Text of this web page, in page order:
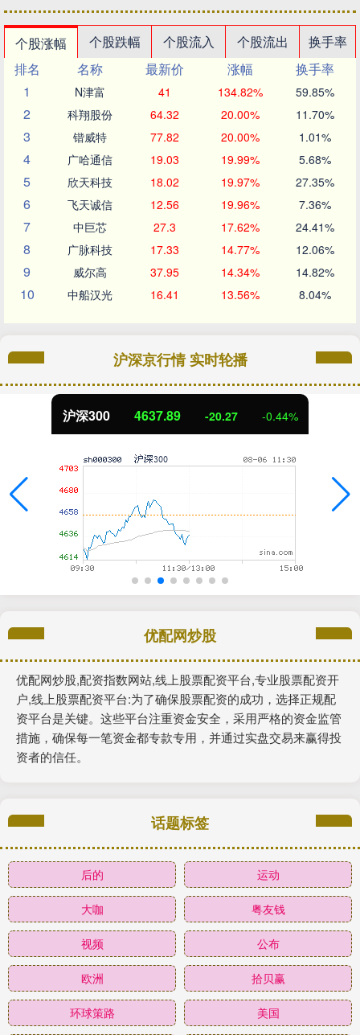
个股涨幅 个股跌幅 个股流入 个股流出
换手率
排名
名称 最新价 涨幅
换手率
1
N津富 41 134.82% 59.85%
2 科翔股份 64.32 20.00% 11.70%
3 锴威特 77.82 20.00% 1.01%
4 广哈通信 19.03 19.99% 5.68%
5 欣天科技 18.02 19.97% 27.35%
6 飞天诚信 12.56 19.96% 7.36%
7 中巨芯 27.3 17.62% 24.41%
8 广脉科技 17.33 14.77% 12.06%
9 威尔高 37.95 14.34% 14.82%
10 中船汉光 16.41 13.56% 8.04%
沪深京行情 实时轮播
沪深300 4637.89 -20.27 -0.44%
优配网炒股
优配网炒股,配资指数网站,线上股票配资平台,专业股票配资开
户,线上股票配资平台:为了确保股票配资的成功，选择正规配
资平台是关键。这些平台注重资金安全，采用严格的资金监管
措施，确保每一笔资金都专款专用，并通过实盘交易来赢得投
资者的信任。
话题标签
后的 运动
大咖 粤友钱
视频 公布
欧洲 拾贝赢
环球策路 美国